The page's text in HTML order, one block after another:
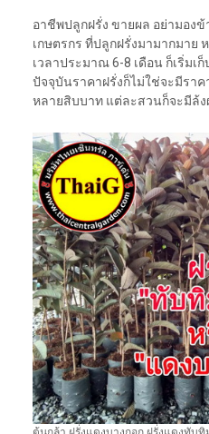
อาชีพปลูกฝรั่ง ขายผล อย่ามองข้
เกษตรกร ที่ปลูกฝรั่งมามากมาย
เวลาประมาณ 6-8 เดือน ก็เริ่มเ
ปัจจุบันราคาฝรั่งก็ไม่ใช่จะมีรา
หลายสิบบาท แต่ละสวนก็จะมีล้ง